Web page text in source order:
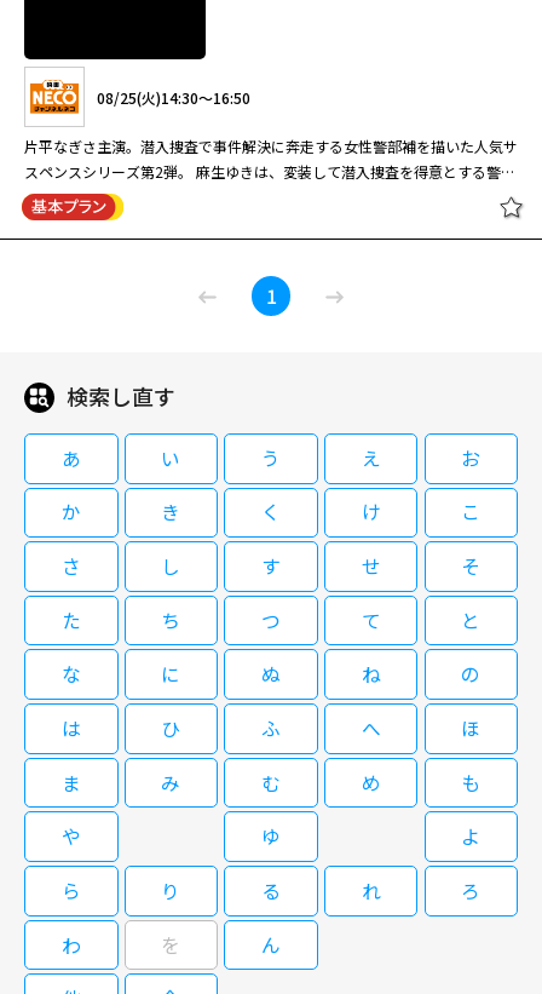
08/14(金)07:50～08:40
橋田壽賀子脚本による国民的ホームドラマ第7シリーズ。時代と共に変わる
親・子・孫、様々な家族の姿を描く。藤岡琢也が岡倉大吉を演じた最後のシ
リーズ。
［字］橋田壽賀子ドラマ「渡る世間
は鬼ばかり」（第７シリーズ）第45
08/17(月)07:00～07:50
橋田壽賀子脚本による国民的人気ホームドラマ「渡る世間は鬼ばかり」の第
7シリーズ。今回は、岡倉大吉役の藤岡琢也が出演した最後のシリーズとな
った。第6シリーズ終了から一年後の大吉と5人の娘たちの生活を追いなが
ら、日々の暮らしの中で抱える問題や悩み、不安を視聴者と一緒に同じ目線
で考えていく。結婚、離婚、就職、進学、子育てといった身近なテーマを題
材に、時代と共に変わっていく親・子・孫、様々な家族の姿を描く。親と子
供、夫と妻、嫁と姑…。どの視聴者も自らを投影できる登場人物に出会える
作品となっている。本シリーズは平均視聴率18．1％、最高視聴率21．6％
を記録した。
［字］橋田壽賀子ドラマ「渡る世間
は鬼ばかり」（第７シリーズ）第46
回
08/17(月)07:50～08:40
橋田壽賀子脚本による国民的人気ホームドラマ「渡る世間は鬼ばかり」の第
7シリーズ。今回は、岡倉大吉役の藤岡琢也が出演した最後のシリーズとな
った。第6シリーズ終了から一年後の大吉と5人の娘たちの生活を追いなが
ら、日々の暮らしの中で抱える問題や悩み、不安を視聴者と一緒に同じ目線
で考えていく。結婚、離婚、就職、進学、子育てといった身近なテーマを題
材に、時代と共に変わっていく親・子・孫、様々な家族の姿を描く。親と子
供、夫と妻、嫁と姑…。どの視聴者も自らを投影できる登場人物に出会える
作品となっている。本シリーズは平均視聴率18．1％、最高視聴率21．6％
を記録した。
［字］橋田壽賀子ドラマ「渡る世間
は鬼ばかり」（第７シリーズ）第47
橋田壽賀子脚本による国民的人気ホームドラマ「渡る世間は鬼ばかり」の第
9シリーズ。このシリーズで物語の軸とな るのが、次女・五月（泉ピン子）
の息子・眞（えなりかずき）の結婚・就職話、五月の夫・勇（角野卓造）や
娘婿・誠（村田 雄浩）がメンバーとなった「おやじバンド」。この他、
父・大吉（宇津井健）の再婚話など、これまでのシリーズとは異なっ た展
開を見せ、後の第10シリーズにもつながるエピソードが満載となってい
る。
［字］橋田壽賀子ドラマ「渡る世間
は鬼ばかり」（第９シリーズ）第21
橋田壽賀子脚本による国民的人気ホームドラマ「渡る世間は鬼ばかり」の第
9シリーズ。このシリーズで物語の軸とな るのが、次女・五月（泉ピン子）
の息子・眞（えなりかずき）の結婚・就職話、五月の夫・勇（角野卓造）や
娘婿・誠（村田 雄浩）がメンバーとなった「おやじバンド」。この他、
父・大吉（宇津井健）の再婚話など、これまでのシリーズとは異なっ た展
開を見せ、後の第10シリーズにもつながるエピソードが満載となってい
る。
［字］橋田壽賀子ドラマ「渡る世間
は鬼ばかり」（第９シリーズ）第22
08/28(金)11:00～12:00
橋田壽賀子脚本による国民的人気ホームドラマ「渡る世間は鬼ばかり」の第
9シリーズ。このシリーズで物語の軸とな るのが、次女・五月（泉ピン子）
の息子・眞（えなりかずき）の結婚・就職話、五月の夫・勇（角野卓造）や
娘婿・誠（村田 雄浩）がメンバーとなった「おやじバンド」。この他、
父・大吉（宇津井健）の再婚話など、これまでのシリーズとは異なっ た展
開を見せ、後の第10シリーズにもつながるエピソードが満載となってい
［字］橋田壽賀子ドラマ「渡る世間
は鬼ばかり」（第９シリーズ）第23
回
08/31(月)11:00～12:00
3シリーズ。日常の中に存在するさまざま な問題・事件を様々な角度から取
り上げ、主人公たちの目を通して何が本当に幸せなのかを問いかける。この
シリー ズでは、芦屋雁之助の愛娘・西部里菜、倉田てつを、正木慎也、橋
爪淳らが新メンバーとして加わった。本シリーズは 平均視聴率26．6％、最
高視聴率34．2％を記録した。橋田壽賀子ドラマ「渡る世間は鬼ば
かり」（第３シリーズ）第32回
シリー ズでは、芦屋雁之助の愛娘・西部里菜、倉田てつを、正木慎也、橋
高視聴率34．2％を記録した。
橋田壽賀子ドラマ「渡る世間は鬼ば
かり」（第３シリーズ）第33回
08/26(水)17:00～17:50
橋田壽賀子脚本による国民的人気ホームドラマ「渡る世間は鬼ばかり」の第
3シリーズ。日常の中に存在するさまざま な問題・事件を様々な角度から取
り上げ、主人公たちの目を通して何が本当に幸せなのかを問いかける。この
シリー ズでは、芦屋雁之助の愛娘・西部里菜、倉田てつを、正木慎也、橋
爪淳らが新メンバーとして加わった。本シリーズは 平均視聴率26．6％、最
高視聴率34．2％を記録した。 橋田壽賀子ドラマ「渡る世間は鬼ば
かり」（第３シリーズ）第34回
08/27(木)17:00～17:50
橋田壽賀子脚本による国民的人気ホームドラマ「渡る世間は鬼ばかり」の第
3シリーズ。日常の中に存在するさまざま な問題・事件を様々な角度から取
り上げ、主人公たちの目を通して何が本当に幸せなのかを問いかける。この
かり」(第8シリーズ) #6[字]
08/14(金)20:00～21:00
ちと父親を中心に、それぞれの家庭や周囲の人々の暮らしを描く。
回
08/17(月)20:00～21:00
橋田壽賀子脚本による国民的人気ホームドラマ「渡る世間は鬼ばかり」の第
8シリーズ。このシリーズから、藤岡琢也 に代わって宇津井健が父・岡倉大
吉として登場。第1シリーズのスタートから15年、物語は“家族の愛”をテー
マに大吉 と5人の娘たち、そしてその家族の生活を追いながら、日々の暮ら
しの中で抱える問題や悩み、不安を定義していく。 親の思い、子供の思
い、夫の思い、妻の思い、姑の思い、それぞれの思惑が交錯し、またまた大
騒動が始まる。
［字］橋田壽賀子ドラマ「渡る世間
は鬼ばかり」（第８シリーズ）第8
08/18(火)20:00～21:00
橋田壽賀子脚本による国民的人気ホームドラマ「渡る世間は鬼ばかり」の第
8シリーズ。このシリーズから、藤岡琢也 に代わって宇津井健が父・岡倉大
吉として登場。第1シリーズのスタートから15年、物語は“家族の愛”をテー
マに大吉 と5人の娘たち、そしてその家族の生活を追いながら、日々の暮ら
しの中で抱える問題や悩み、不安を定義していく。 親の思い、子供の思
い、夫の思い、妻の思い、姑の思い、それぞれの思惑が交錯し、またまた大
片平なぎさと南原清隆の異色コンビが、所轄刑事に扮して事件解決に挑む人
気シリーズ第5弾。 新宿西署強行犯係の刑事・礼子（片平）の一人娘・比呂
と義母・公子（冨士）が何者かに誘拐された。ホームレスから手渡された携
帯電話で犯人と連絡を取る礼子は、萩尾刑事（南原）たちとの接触を絶た
れ、指示されるままに単独で行動することに。巧妙な罠にはめられ、大手ゼ
ネコン社員殺しの容疑者に仕立てあげられてしまう・・・。
08/25(火)14:30～16:50
片平なぎさ主演。潜入捜査で事件解決に奔走する女性警部補を描いた人気サ
スペンスシリーズ第2弾。 麻生ゆきは、変装して潜入捜査を得意とする警視
庁特別捜査班の刑事。ある日、ストーカーにつきまとわれているフライトア
テンダント・若村ひとみの護衛をすることに。ひとみがホテルで結婚式を挙
る。ところが、当のひとみはホテルの屋上から転落死してしまう。
女変装捜査官2
08/25(火)14:30～16:50
片平なぎさ主演。潜入捜査で事件解決に奔走する女性警部補を描いた人気サ
スペンスシリーズ第2弾。 麻生ゆきは、変装して潜入捜査を得意とする警視
庁特別捜査班の刑事。ある日、ストーカーにつきまとわれているフライトア
テンダント・若村ひとみの護衛をすることに。ひとみがホテルで結婚式を挙
げる当日、ゆきはひとみの代わりに花嫁姿となり、見事ストーカーを逮捕す
る。ところが、当のひとみはホテルの屋上から転落死してしまう。
閉じる
1
検索し直す
あ い う え
お
か
き く け
こ
さ
し す せ
そ
た
ち つ て
と
な
に ぬ ね
の
は
ひ ふ へ
ほ
ま
み む め
も
や
ゆ
よ
ら
り る れ
ろ
わ
を
ん